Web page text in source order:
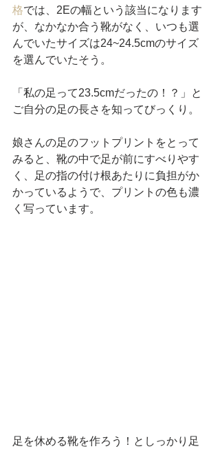
格では、2Eの幅という該当になります
が、なかなか合う靴がなく、いつも選
んでいたサイズは24~24.5cmのサイズ
を選んでいたそう。
「私の足って23.5cmだったの！？」と
ご自分の足の長さを知ってびっくり。
娘さんの足のフットプリントをとって
みると、靴の中で足が前にすべりやす
く、足の指の付け根あたりに負担がか
かっているようで、プリントの色も濃
く写っています。
足を休める靴を作ろう！としっかり足